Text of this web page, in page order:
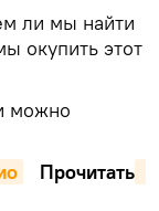
ли мы найти
окупить этот
можно
Прочитать